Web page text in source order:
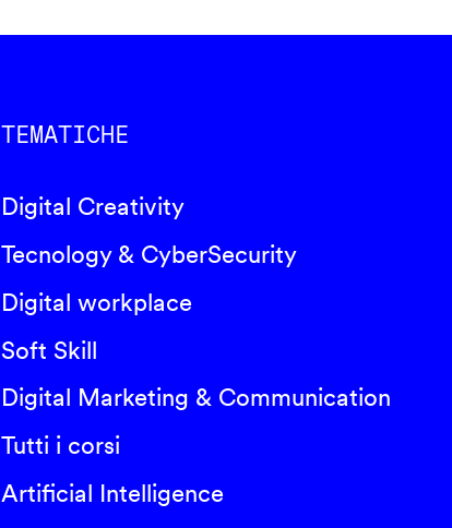
TEMATICHE
Digital Creativity
Tecnology & CyberSecurity
Digital workplace
Soft Skill
Digital Marketing & Communication
Tutti i corsi
Artificial Intelligence